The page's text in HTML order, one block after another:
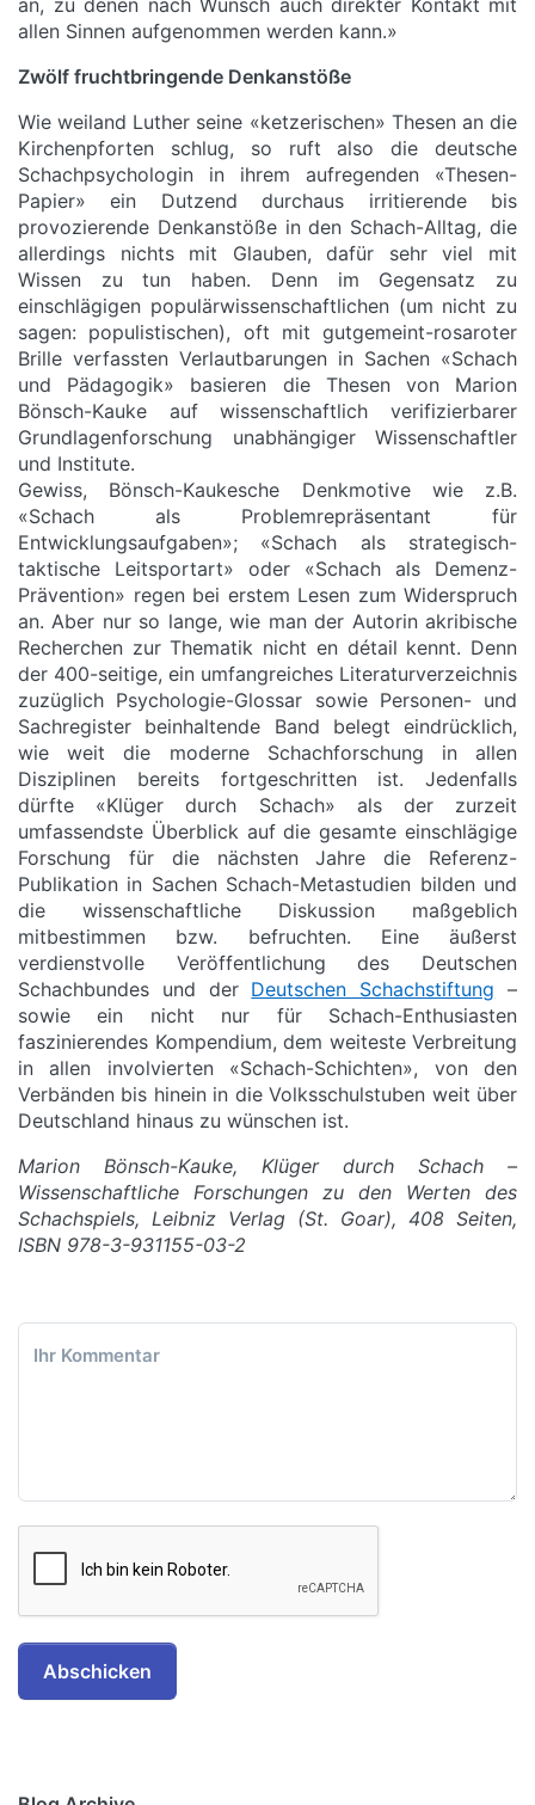
an, zu denen nach Wunsch auch direkter Kontakt mit
allen Sinnen aufgenommen werden kann.»
Zwölf fruchtbringende Denkanstöße
Wie weiland Luther seine «ketzerischen» Thesen an die
Kirchenpforten schlug, so ruft also die deutsche
Schachpsychologin in ihrem aufregenden «Thesen-
Papier» ein Dutzend durchaus irritierende bis
provozierende Denkanstöße in den Schach-Alltag, die
allerdings nichts mit Glauben, dafür sehr viel mit
Wissen zu tun haben. Denn im Gegensatz zu
einschlägigen populärwissenschaftlichen (um nicht zu
sagen: populistischen), oft mit gutgemeint-rosaroter
Brille verfassten Verlautbarungen in Sachen «Schach
und Pädagogik» basieren die Thesen von Marion
Bönsch-Kauke auf wissenschaftlich verifizierbarer
Grundlagenforschung unabhängiger Wissenschaftler
und Institute.
Gewiss, Bönsch-Kaukesche Denkmotive wie z.B.
«Schach als Problemrepräsentant für
Entwicklungsaufgaben»; «Schach als strategisch-
taktische Leitsportart» oder «Schach als Demenz-
Prävention» regen bei erstem Lesen zum Widerspruch
an. Aber nur so lange, wie man der Autorin akribische
Recherchen zur Thematik nicht en détail kennt. Denn
der 400-seitige, ein umfangreiches Literaturverzeichnis
zuzüglich Psychologie-Glossar sowie Personen- und
Sachregister beinhaltende Band belegt eindrücklich,
wie weit die moderne Schachforschung in allen
Disziplinen bereits fortgeschritten ist. Jedenfalls
dürfte «Klüger durch Schach» als der zurzeit
umfassendste Überblick auf die gesamte einschlägige
Forschung für die nächsten Jahre die Referenz-
Publikation in Sachen Schach-Metastudien bilden und
die wissenschaftliche Diskussion maßgeblich
mitbestimmen bzw. befruchten. Eine äußerst
verdienstvolle Veröffentlichung des Deutschen
Schachbundes und der Deutschen Schachstiftung –
sowie ein nicht nur für Schach-Enthusiasten
faszinierendes Kompendium, dem weiteste Verbreitung
in allen involvierten «Schach-Schichten», von den
Verbänden bis hinein in die Volksschulstuben weit über
Deutschland hinaus zu wünschen ist.
Marion Bönsch-Kauke, Klüger durch Schach –
Wissenschaftliche Forschungen zu den Werten des
Schachspiels, Leibniz Verlag (St. Goar), 408 Seiten,
ISBN 978-3-931155-03-2
Ihr Kommentar
Abschicken